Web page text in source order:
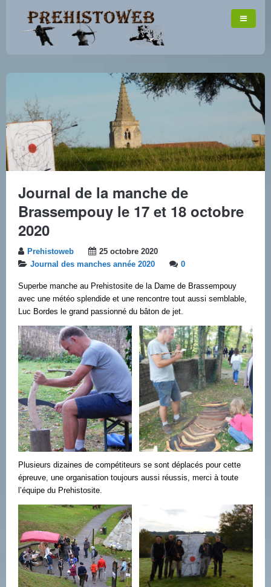
Journal de la manche de
Brassempouy le 17 et 18 octobre
2020
Prehistoweb
25 octobre 2020
Journal des manches année 2020
0
Superbe manche au Prehistosite de la Dame de Brassempouy
avec une météo splendide et une rencontre tout aussi semblable,
Luc Bordes le grand passionné du bâton de jet.
Plusieurs dizaines de compétiteurs se sont déplacés pour cette
épreuve, une organisation toujours aussi réussis, merci à toute
l’équipe du Prehistosite.